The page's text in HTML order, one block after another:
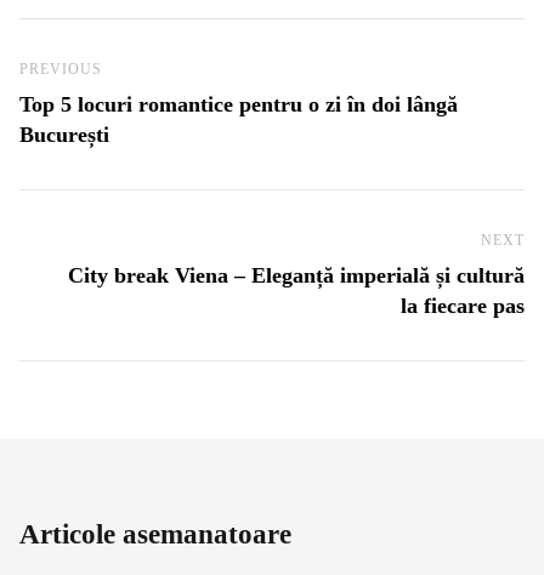
Previous Post
PREVIOUS
Top 5 locuri romantice pentru o zi în doi lângă
București
NEXT
City break Viena – Eleganță imperială și cultură
la fiecare pas
Articole asemanatoare